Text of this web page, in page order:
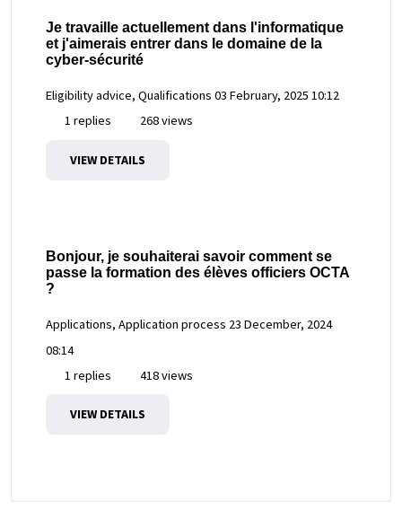
Je travaille actuellement dans l'informatique
et j'aimerais entrer dans le domaine de la
cyber-sécurité
Eligibility advice, Qualifications 03 February, 2025 10:12
1 replies
268 views
VIEW DETAILS
Bonjour, je souhaiterai savoir comment se
passe la formation des élèves officiers OCTA
?
Applications, Application process 23 December, 2024
08:14
1 replies
418 views
VIEW DETAILS